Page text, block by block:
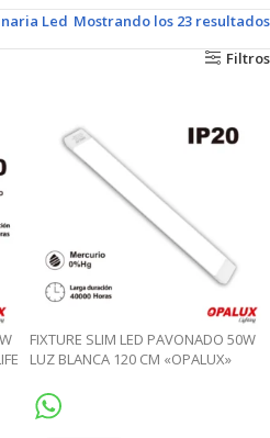
Led Mostrando los 23 resultados
Filtros
FIXTURE SLIM LED PAVONADO 50W
LUZ BLANCA 120 CM «OPALUX»